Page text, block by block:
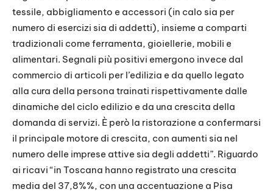
tessile, abbigliamento e accessori (in calo sia per
numero di esercizi sia di addetti), insieme a comparti
tradizionali come ferramenta, gioiellerie, mobili e
alimentari. Segnali più positivi emergono invece dal
commercio di articoli per l’edilizia e da quello legato
alla cura della persona trainati rispettivamente dalle
dinamiche del ciclo edilizio e da una crescita della
domanda di servizi. È però la ristorazione a confermarsi
il principale motore di crescita, con aumenti sia nel
numero delle imprese attive sia degli addetti”. Riguardo
ai ricavi “in Toscana hanno registrato una crescita
media del 37,8%%, con una accentuazione a Pisa